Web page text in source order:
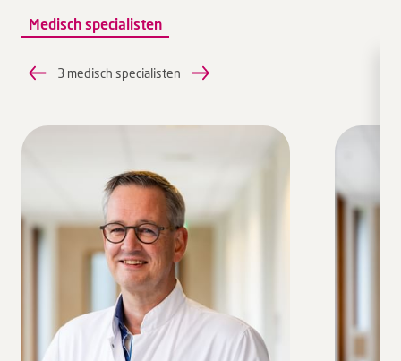
Medisch specialisten
3 medisch specialisten